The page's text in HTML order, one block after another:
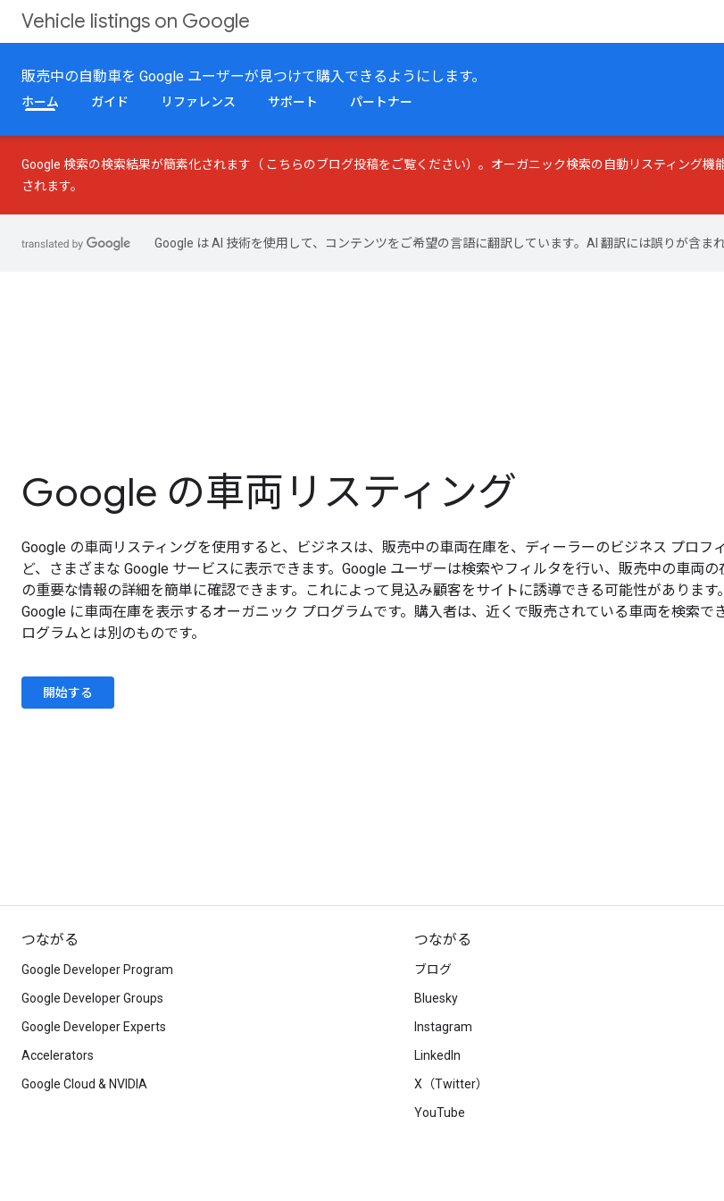
Vehicle listings on Google
販売中の自動車を Google ユーザーが見つけて購入できるようにします。
ホーム
ガイド リファレンス サポート パートナー
Google 検索の検索結果が簡素化されます（ こちらのブログ投稿をご覧ください）。オーガニック検索の自動リスティング
されます。
Google は AI 技術を使用して、コンテンツをご希望の言語に翻訳しています。AI 翻訳には誤りが含ま
Google の車両リスティング
Google の車両リスティングを使用すると、ビジネスは、販売中の車両在庫を、ディーラーのビジネス プロフ
ど、さまざまな Google サービスに表示できます。Google ユーザーは検索やフィルタを行い、販売中の車両
の重要な情報の詳細を簡単に確認できます。これによって見込み顧客をサイトに誘導できる可能性があります
Google に車両在庫を表示するオーガニック プログラムです。購入者は、近くで販売されている車両を検索で
ログラムとは別のものです。
開始する
つながる
Google Developer Program
Google Developer Groups
Google Developer Experts
Accelerators
Google Cloud & NVIDIA
つながる
ブログ
Bluesky
Instagram
LinkedIn
X（Twitter）
YouTube